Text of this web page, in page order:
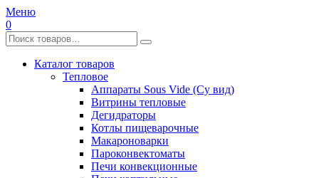
Меню
0
Каталог товаров
Тепловое
Аппараты Sous Vide (Су вид)
Витрины тепловые
Дегидраторы
Котлы пищеварочные
Макароноварки
Пароконвектоматы
Печи конвекционные